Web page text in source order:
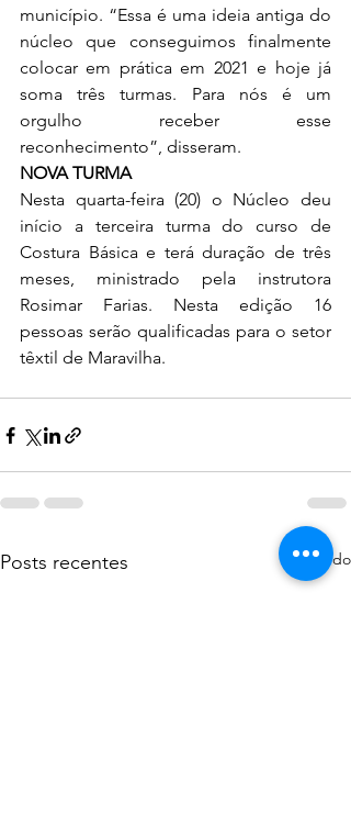
município. “Essa é uma ideia antiga do
núcleo que conseguimos finalmente
colocar em prática em 2021 e hoje já
soma três turmas. Para nós é um
orgulho receber esse
reconhecimento”, disseram.
NOVA TURMA
Nesta quarta-feira (20) o Núcleo deu
início a terceira turma do curso de
Costura Básica e terá duração de três
meses, ministrado pela instrutora
Rosimar Farias. Nesta edição 16
pessoas serão qualificadas para o setor
têxtil de Maravilha.
Posts recentes Ver tudo